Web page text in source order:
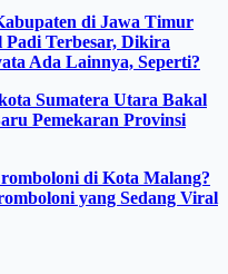
di Jawa Timur
Padi Terbesar, Dikira
Ada Lainnya, Seperti?
Sumatera Utara Bakal
Pemekaran Provinsi
di Kota Malang?
yang Sedang Viral